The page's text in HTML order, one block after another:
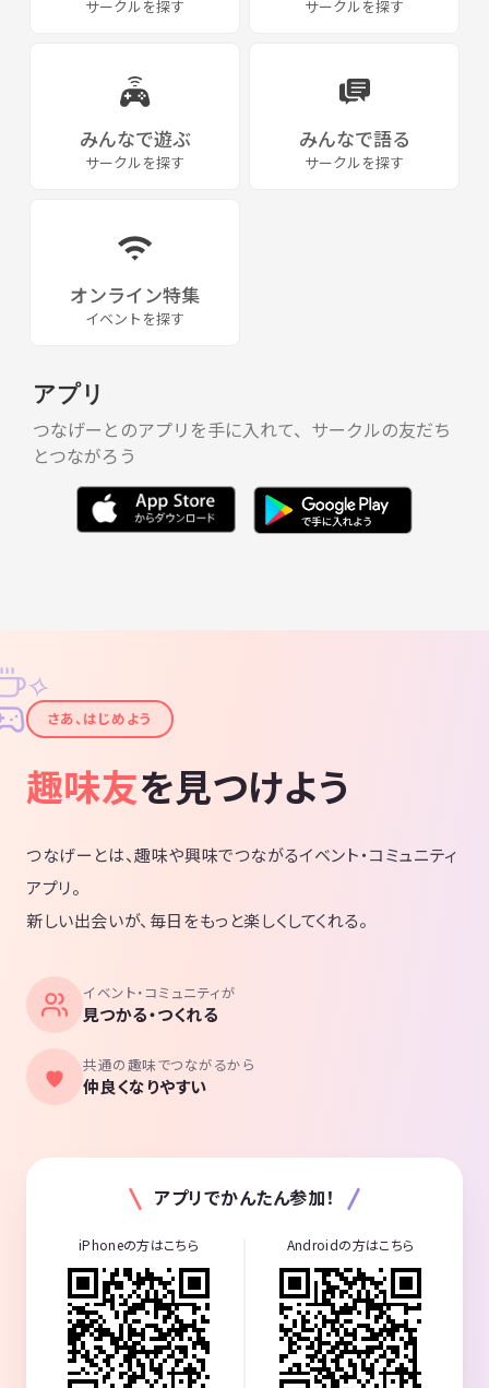
サークルを探す サークルを探す
みんなで遊ぶ
サークルを探す
みんなで語る
サークルを探す
オンライン特集
イベントを探す
アプリ
つなげーとのアプリを手に入れて、サークルの友だち
とつながろう
✦
✧
さあ、はじめよう
趣味友を見つけよう
つなげーとは、趣味や興味でつながるイベント・コミュニティ
アプリ。
新しい出会いが、毎日をもっと楽しくしてくれる。
イベント・コミュニティが
見つかる・つくれる
共通の趣味でつながるから
仲良くなりやすい
アプリでかんたん参加！
iPhoneの方はこちら Androidの方はこちら